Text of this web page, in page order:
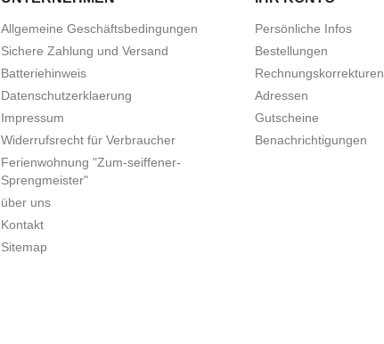
Allgemeine Geschäftsbedingungen
Sichere Zahlung und Versand
Batteriehinweis
Datenschutzerklaerung
Impressum
Widerrufsrecht für Verbraucher
Ferienwohnung "Zum-seiffener-
Sprengmeister"
über uns
Kontakt
Sitemap
Persönliche Infos
Bestellungen
Rechnungskorrekturen
Adressen
Gutscheine
Benachrichtigungen